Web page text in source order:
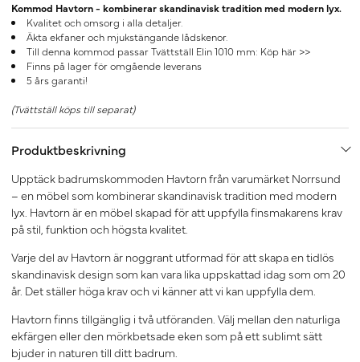
Kommod Havtorn - kombinerar skandinavisk tradition med modern lyx.
Kvalitet och omsorg i alla detaljer.
Äkta ekfaner och mjukstängande lådskenor.
Till denna kommod passar Tvättställ Elin 1010 mm: Köp här >>
Finns på lager för omgående leverans
5 års garanti!
(Tvättställ köps till separat)
Produktbeskrivning
Upptäck badrumskommoden Havtorn från varumärket Norrsund
– en möbel som kombinerar skandinavisk tradition med modern
lyx. Havtorn är en möbel skapad för att uppfylla finsmakarens krav
på stil, funktion och högsta kvalitet.
Varje del av Havtorn är noggrant utformad för att skapa en tidlös
skandinavisk design som kan vara lika uppskattad idag som om 20
år. Det ställer höga krav och vi känner att vi kan uppfylla dem.
Havtorn finns tillgänglig i två utföranden. Välj mellan den naturliga
ekfärgen eller den mörkbetsade eken som på ett sublimt sätt
bjuder in naturen till ditt badrum.